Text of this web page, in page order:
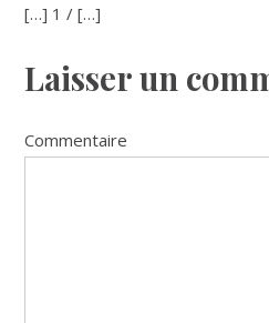
[…] 1 / […]
Laisser un
Commentaire